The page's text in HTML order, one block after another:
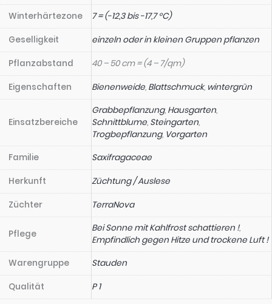
Winterhärtezone
7 = (-12,3 bis -17,7 °C)
Geselligkeit einzeln oder in kleinen Gruppen pflanzen
Pflanzabstand 40 – 50 cm = (4 – 7/qm)
Eigenschaften Bienenweide, Blattschmuck, wintergrün
Einsatzbereiche
Grabbepflanzung, Hausgarten,
Schnittblume, Steingarten,
Trogbepflanzung, Vorgarten
Familie
Saxifragaceae
Herkunft Züchtung / Auslese
Züchter TerraNova
Pflege
Bei Sonne mit Kahlfrost schattieren !,
Empfindlich gegen Hitze und trockene Luft !
Warengruppe
Stauden
Qualität P 1